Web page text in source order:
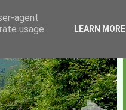
agent
usage
LEARN MORE